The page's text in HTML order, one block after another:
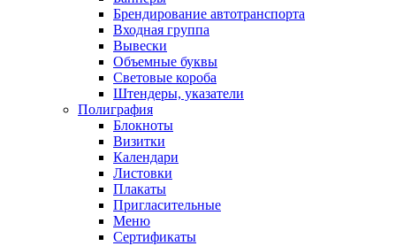
Брендирование автотранспорта
Входная группа
Вывески
Объемные буквы
Световые короба
Штендеры, указатели
Полиграфия
Блокноты
Визитки
Календари
Листовки
Плакаты
Пригласительные
Меню
Сертификаты